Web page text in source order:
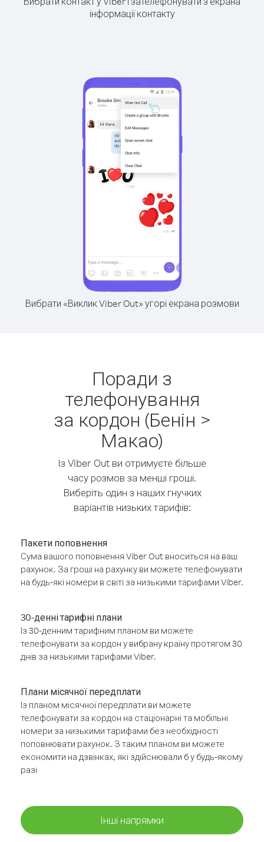
інформації контакту
Вибрати «Виклик Viber Out» угорі екрана розмови
Поради з
телефонування
за кордон (Бенін >
Макао)
Із Viber Out ви отримуєте більше
часу розмов за менші гроші.
Виберіть один з наших гнучких
варіантів низьких тарифів:
Пакети поповнення
Сума вашого поповнення Viber Out вноситься на ваш
рахунок. За гроші на рахунку ви можете телефонувати
на будь-які номери в світі за низькими тарифами Viber.
30-денні тарифні плани
Із 30-денним тарифним планом ви можете
телефонувати за кордон у вибрану країну протягом 30
днів за низькими тарифами Viber.
Плани місячної передплати
Із планом місячної передплати ви можете
телефонувати за кордон на стаціонарні та мобільні
номери за низькими тарифами без необхідності
поповнювати рахунок. З таким планом ви можете
економити на дзвінках, які здійснювали б у будь-якому
разі
Інші напрямки